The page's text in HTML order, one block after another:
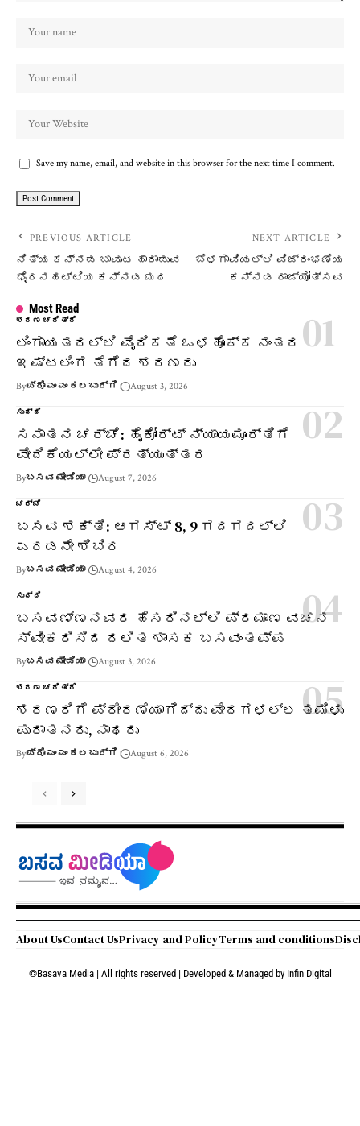
Save my name, email, and website in this browser for the next time I comment.
PREVIOUS ARTICLE
ನಿತ್ಯ ಕನ್ನಡ ಬಾವುಟ ಹಾರಾಡುವ
ಭೈರನಹಟ್ಟಿಯ ಕನ್ನಡ ಮಠ
NEXT ARTICLE
ಬೆಳಗಾವಿಯಲ್ಲಿ ವಿಜ್ರಂಭಣೆಯ
ಕನ್ನಡ ರಾಜ್ಯೋತ್ಸವ
Most Read
ಶರಣ ಚರಿತ್ರೆ
ಲಿಂಗಾಯತದಲ್ಲಿ ವೈದಿಕತೆ ಒಳಹೊಕ್ಕ ನಂತರ
ಇಷ್ಟಲಿಂಗ ತೆಗೆದ ಶರಣರು
Byಪ್ರೊ ಎಂ ಎಂ ಕಲಬುರ್ಗಿ August 3, 2026
ಸುದ್ದಿ
ಸನಾತನ ಚರ್ಚೆ: ಹೈಕೋರ್ಟ್ ನ್ಯಾಯಮೂರ್ತಿಗೆ
ವೇದಿಕೆಯಲ್ಲೇ ಪ್ರತ್ಯುತ್ತರ
Byಬಸವ ಮೀಡಿಯಾ August 7, 2026
ಚರ್ಚೆ
ಬಸವ ಶಕ್ತಿ: ಆಗಸ್ಟ್ 8, 9 ಗದಗದಲ್ಲಿ
ಎರಡನೇ ಶಿಬಿರ
Byಬಸವ ಮೀಡಿಯಾ August 4, 2026
ಸುದ್ದಿ
ಬಸವಣ್ಣನವರ ಹೆಸರಿನಲ್ಲಿ ಪ್ರಮಾಣ ವಚನ
ಸ್ವೀಕರಿಸಿದ ದಲಿತ ಶಾಸಕ ಬಸವಂತಪ್ಪ
Byಬಸವ ಮೀಡಿಯಾ August 3, 2026
ಶರಣ ಚರಿತ್ರೆ
ಶರಣರಿಗೆ ಪ್ರೇರಣೆಯಾಗಿದ್ದು ವೇದಗಳಲ್ಲ ತಮಿಳು
ಪುರಾತನರು, ನಾಥರು
Byಪ್ರೊ ಎಂ ಎಂ ಕಲಬುರ್ಗಿ August 6, 2026
About UsContact UsPrivacy and PolicyTerms and conditions
©Basava Media | All rights reserved | Developed & Managed by Infin Digital